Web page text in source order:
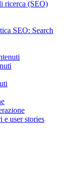
ricerca (SEO)
SEO: Search
e user stories